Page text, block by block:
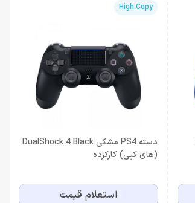
High Copy
دسته PS4 مشکی DualShock 4 Black
(های کپی) کارکرده
استعلام قیمت